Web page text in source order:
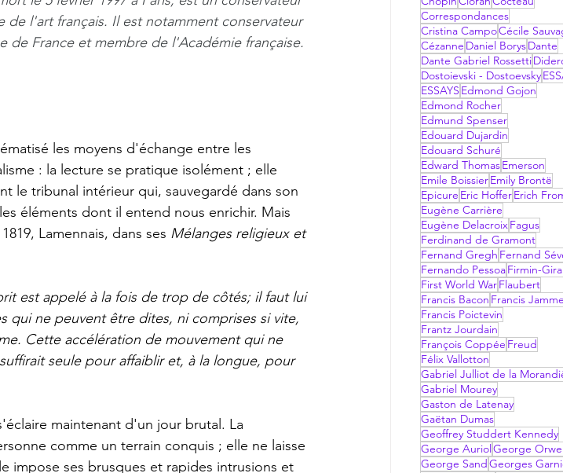
l'art français. Il est notamment conservateur
de France et membre de l'Académie française.
: la lecture se pratique isolément ; elle
le tribunal intérieur qui, sauvegardé dans son
éléments dont il entend nous enrichir. Mais
Lamennais, dans ses Mélanges religieux et
est appelé à la fois de trop de côtés; il faut lui
qui ne peuvent être dites, ni comprises si vite,
Cette accélération de mouvement qui ne
seule pour affaiblir et, à la longue, pour
comme un terrain conquis ; elle ne laisse
impose ses brusques et rapides intrusions et
Correspondances
Cristina CampoCécile
Cézanne Daniel BorysDante
Dante Gabriel Rossetti
Dostoievski - Dostoevsky
ESSAYS Edmond Gojon
Edmond Rocher
Edmund Spenser
Edouard Dujardin
Edouard Schuré
Edward ThomasEmerson
Emile BoissierEmily Brontë
Epicure Eric HofferErich
Eugène Carrière
Eugène DelacroixFagus
Ferdinand de Gramont
Fernand Gregh Fernand
Fernando PessoaFirmin-
First World WarFlaubert
Francis Bacon Francis
Francis Poictevin
Frantz Jourdain
François Coppée Freud
Félix Vallotton
Gabriel Julliot de la
Gabriel Mourey
Gaston de Latenay
Gaëtan Dumas
Geoffrey Studdert Kennedy
George Auriol George
George Sand Georges